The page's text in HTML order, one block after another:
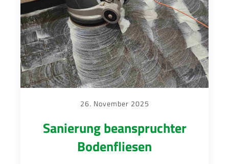
26. November 2025
Sanierung beanspruchter
Bodenfliesen